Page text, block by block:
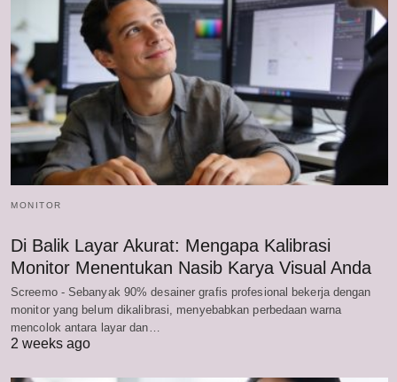
MONITOR
Di Balik Layar Akurat: Mengapa Kalibrasi
Monitor Menentukan Nasib Karya Visual Anda
Screemo - Sebanyak 90% desainer grafis profesional bekerja dengan
monitor yang belum dikalibrasi, menyebabkan perbedaan warna
mencolok antara layar dan…
2 weeks ago